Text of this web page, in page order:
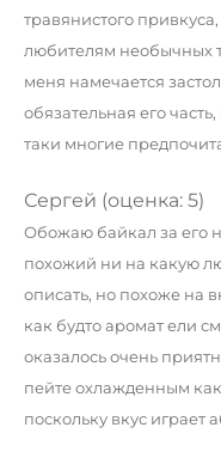
травянистого
любителям необычных
меня намечается
обязательная его
таки многие
Сергей (оценка: 5)
Обожаю байкал за его
похожий ни на какую
описать, но похоже на
как будто аромат ели
оказалось очень
пейте охлажденным
поскольку вкус играет